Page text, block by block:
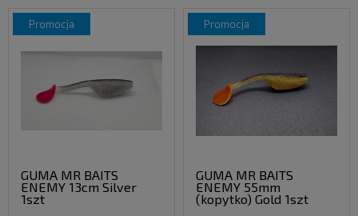
GUMA MR BAITS
ENEMY 13cm Silver
1szt
promocja
GUMA MR BAITS
ENEMY 55mm
(kopytko) Gold 1szt
promocja